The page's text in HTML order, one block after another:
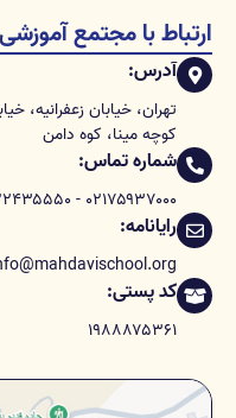
ارتباط با مجتمع
آدرس:
تهران، خیابان زعفرانیه،
کوچه مینا، کوه دامن
شماره تماس:
۰۲۱۷۵۹۳۷۰۰۰ - ۰۲۱۲۲۴۳۵۵۵۰
رایانامه:
کد پستی:
۱۹۸۸۸۷۵۳۶۱